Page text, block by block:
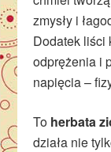
zmysły i
Dodatek liści
odprężenia i
napięcia –
To herbata
działa nie